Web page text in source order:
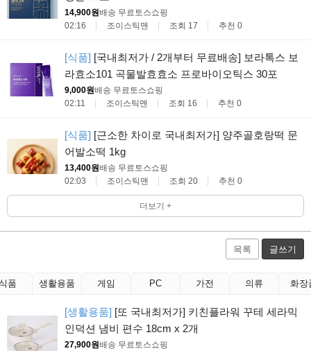
14,900원배송 무료토스쇼핑
02:16
조이스틱맨 조회 17 추천 0
[식품] [국내최저가 / 2개부터 무료배송] 보라톡스 보
라효소101 곡물발효효소 프로바이오틱스 30포
9,000원배송 무료토스쇼핑
02:11
조이스틱맨 조회 16 추천 0
[식품] [근소한 차이로 국내최저가] 양주골호랑떡 문
어발소떡 1kg
13,400원배송 무료토스쇼핑
02:03
조이스틱맨 조회 20 추천 0
더보기 +
목록 글쓰기
품 생활용품 게임 PC 가전 의류 화장
[생활용품] [또 국내최저가] 키친플라워 꾸테 세라믹
인덕션 냄비 편수 18cm x 2개
27,900원배송 무료토스쇼핑